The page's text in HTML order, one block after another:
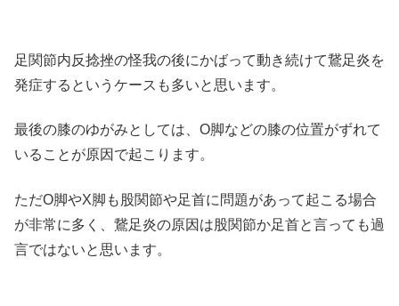
足関節内反捻挫の怪我の後にかばって動き続けて鵞足炎を
発症するというケースも多いと思います。
最後の膝のゆがみとしては、O脚などの膝の位置がずれて
いることが原因で起こります。
ただO脚やX脚も股関節や足首に問題があって起こる場合
が非常に多く、鵞足炎の原因は股関節か足首と言っても過
言ではないと思います。